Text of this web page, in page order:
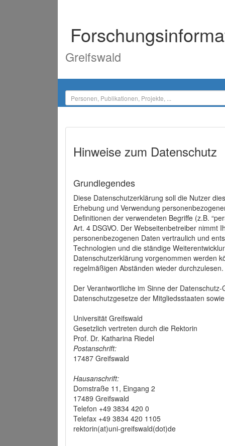
Greifswald
Hinweise zum Datenschutz
Grundlegendes
Diese Datenschutzerklärung soll die Nutzer
Erhebung und Verwendung
Definitionen der verwendeten Begriffe (z.B.
Art. 4 DSGVO. Der Webseitenbetreiber nimmt
personenbezogenen Daten vertraulich und
Technologien und die ständige
Datenschutzerklärung vorgenommen werden
regelmäßigen Abständen wieder durchzulesen.
Der Verantwortliche im Sinne der
Datenschutzgesetze der Mitgliedsstaaten
Universität Greifswald
Gesetzlich vertreten durch die Rektorin
Prof. Dr. Katharina Riedel
Postanschrift:
17487 Greifswald
Hausanschrift:
Domstraße 11, Eingang 2
17489 Greifswald
Telefon +49 3834 420 0
Telefax +49 3834 420 1105
rektorin(at)uni-greifswald(dot)de